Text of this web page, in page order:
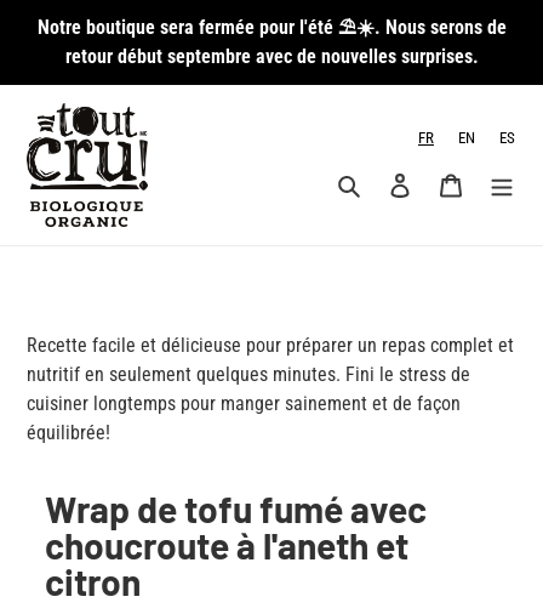
Passer
contenu
Notre boutique sera fermée pour l'été ⛱️☀️. Nous serons de
retour début septembre avec de nouvelles surprises.
FR EN ES
RechercherSe connecter
Panier
Recette facile et délicieuse pour préparer un repas complet et
nutritif en seulement quelques minutes. Fini le stress de
cuisiner longtemps pour manger sainement et de façon
équilibrée!
Wrap de tofu fumé avec
choucroute à l'aneth et
citron